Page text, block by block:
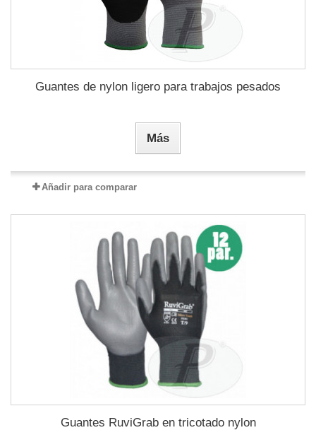
Guantes de nylon ligero para trabajos pesados
Más
Añadir para comparar
Guantes RuviGrab en tricotado nylon